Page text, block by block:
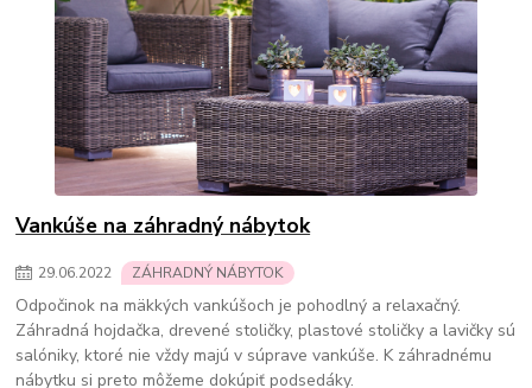
Vankúše na záhradný nábytok
29.06.2022 ZÁHRADNÝ NÁBYTOK
Odpočinok na mäkkých vankúšoch je pohodlný a relaxačný.
Záhradná hojdačka, drevené stoličky, plastové stoličky a lavičky sú
salóniky, ktoré nie vždy majú v súprave vankúše. K záhradnému
nábytku si preto môžeme dokúpiť podsedáky.